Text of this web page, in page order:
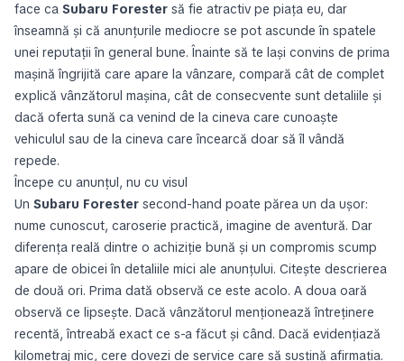
face ca Subaru Forester să fie atractiv pe piața eu, dar
înseamnă și că anunțurile mediocre se pot ascunde în spatele
unei reputații în general bune. Înainte să te lași convins de prima
mașină îngrijită care apare la vânzare, compară cât de complet
explică vânzătorul mașina, cât de consecvente sunt detaliile și
dacă oferta sună ca venind de la cineva care cunoaște
vehiculul sau de la cineva care încearcă doar să îl vândă
repede.
Începe cu anunțul, nu cu visul
Un Subaru Forester second-hand poate părea un da ușor:
nume cunoscut, caroserie practică, imagine de aventură. Dar
diferența reală dintre o achiziție bună și un compromis scump
apare de obicei în detaliile mici ale anunțului. Citește descrierea
de două ori. Prima dată observă ce este acolo. A doua oară
observă ce lipsește. Dacă vânzătorul menționează întreținere
recentă, întreabă exact ce s-a făcut și când. Dacă evidențiază
kilometraj mic, cere dovezi de service care să susțină afirmația.